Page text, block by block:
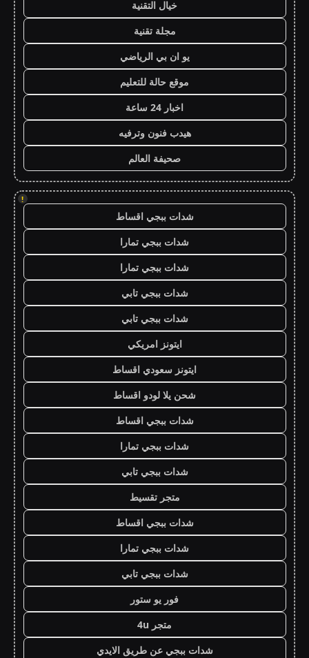
خيال التقنية
مجلة تقنية
يو ان بي الرياضي
موقع حالة للتعليم
اخبار 24 ساعة
هيدب فنون وترفيه
صحيفة العالم
!
شدات ببجي اقساط
شدات ببجي تمارا
شدات ببجي تمارا
شدات ببجي تابي
شدات ببجي تابي
ايتونز امريكي
ايتونز سعودي اقساط
شحن يلا لودو اقساط
شدات ببجي اقساط
شدات ببجي تمارا
شدات ببجي تابي
متجر تقسيط
شدات ببجي اقساط
شدات ببجي تمارا
شدات ببجي تابي
فور يو ستور
متجر 4u
شدات ببجي عن طريق الايدي